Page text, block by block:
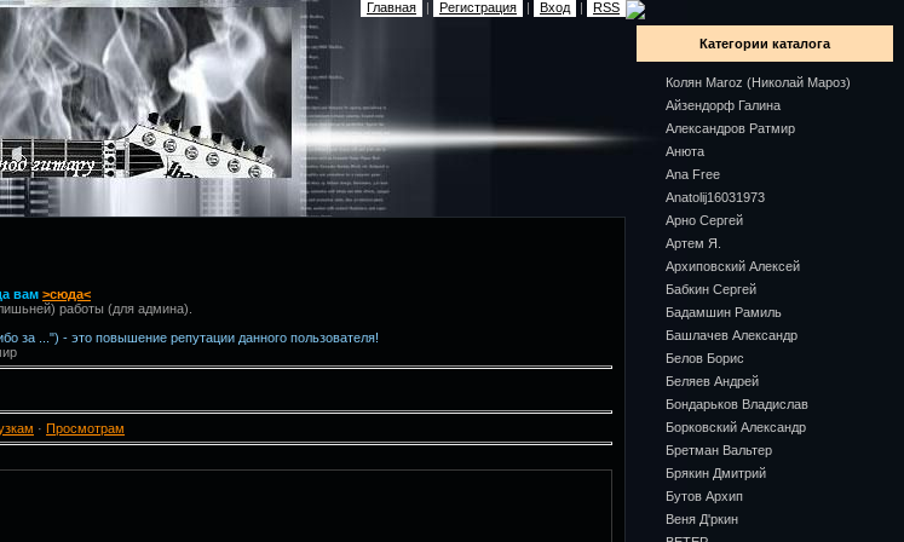
Главная | Регистрация | Вход | RSS
вам >сюда<
работы (для админа).
за ...") - это повышение репутации данного пользователя!
· Просмотрам
Категории каталога
Колян Maroz (Николай Мароз)
Айзендорф Галина
Александров Ратмир
Анюта
Ana Free
Anatolij16031973
Арно Сергей
Артем Я.
Архиповский Алексей
Бабкин Сергей
Бадамшин Рамиль
Башлачев Александр
Белов Борис
Беляев Андрей
Бондарьков Владислав
Борковский Александр
Бретман Вальтер
Брякин Дмитрий
Бутов Архип
Веня Д'ркин